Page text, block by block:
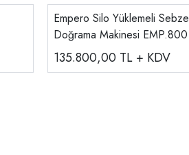
Empero Silo Yüklemeli Sebze
Doğrama Makinesi EMP.800
135.800,00 TL + KDV